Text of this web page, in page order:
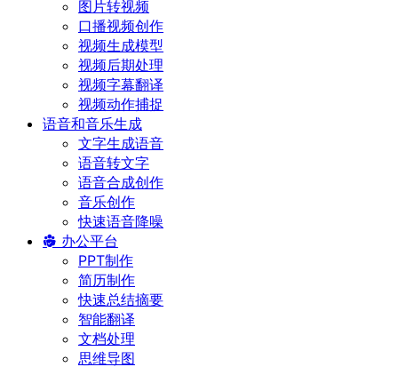
图片转视频
口播视频创作
视频生成模型
视频后期处理
视频字幕翻译
视频动作捕捉
语音和音乐生成
文字生成语音
语音转文字
语音合成创作
音乐创作
快速语音降噪
办公平台
PPT制作
简历制作
快速总结摘要
智能翻译
文档处理
思维导图